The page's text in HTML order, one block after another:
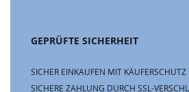
GEPRÜFTE SICHERHEIT
SICHER EINKAUFEN MIT KÄUFERSCHUTZ
SICHERE ZAHLUNG DURCH SSL-